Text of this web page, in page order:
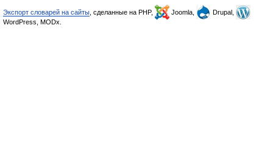
Экспорт словарей на сайты , сделанные на PHP, Joomla,
Drupal,
WordPress, MODx.